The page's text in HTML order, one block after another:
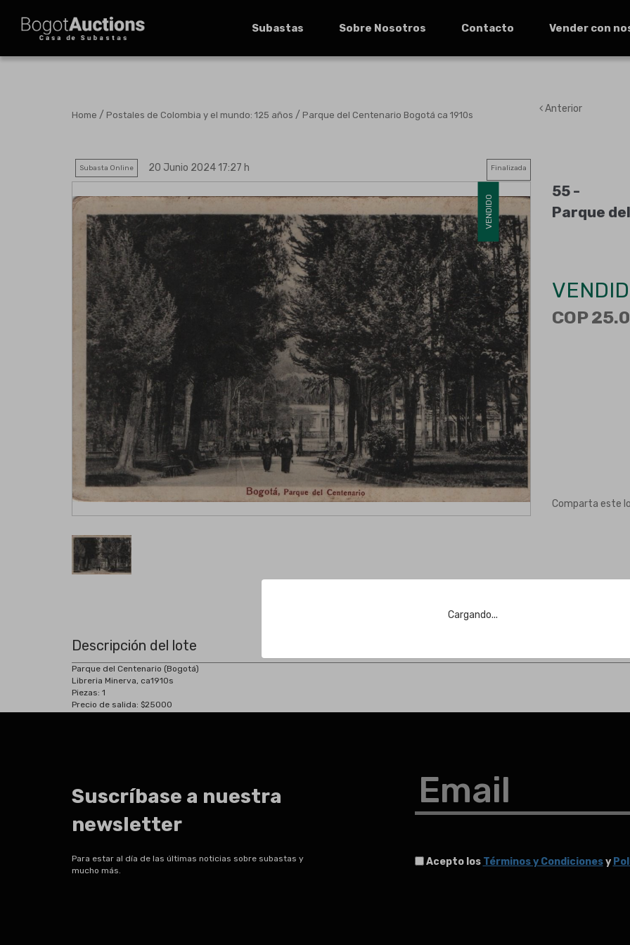
Cargando...
Subastas Sobre Nosotros Contacto Vender con
Home / Postales de Colombia y el mundo: 125 años / Parque del Centenario Bogotá ca 1910s
Anterior
Subasta Online 20 Junio 2024 17:27 h Finalizada
VENDIDO
55 -
Parque
COP
Comparta este
Descripción del lote
Parque del Centenario (Bogotá)
Libreria Minerva, ca1910s
Piezas: 1
Precio de salida: $25000
Suscríbase a nuestra
newsletter
Para estar al día de las últimas noticias sobre subastas y
mucho más.
Email
Acepto los Términos y Condicionesy